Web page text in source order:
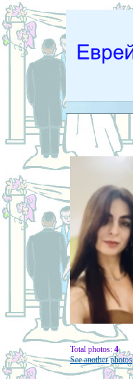
Total photos: 4
See another photos